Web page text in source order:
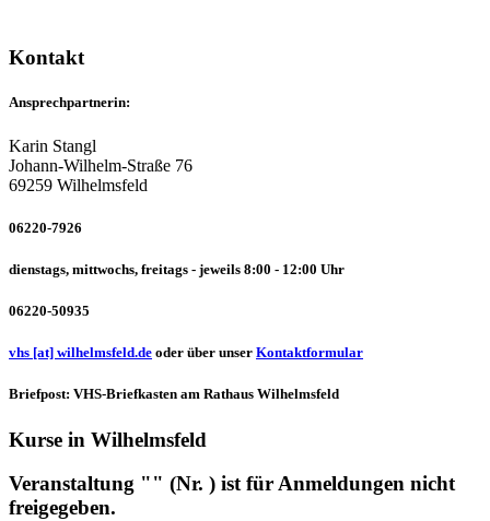
Kontakt
Ansprechpartnerin:
Karin Stangl
Johann-Wilhelm-Straße 76
69259 Wilhelmsfeld
06220-7926
dienstags, mittwochs, freitags - jeweils 8:00 - 12:00 Uhr
06220-50935
vhs [at] wilhelmsfeld.de oder über unser Kontaktformular
Briefpost: VHS-Briefkasten am Rathaus Wilhelmsfeld
Kurse in Wilhelmsfeld
Veranstaltung "" (Nr. ) ist für Anmeldungen nicht
freigegeben.